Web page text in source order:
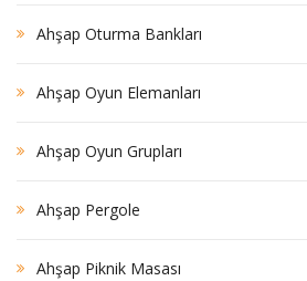
Ahşap Oturma Bankları
Ahşap Oyun Elemanları
Ahşap Oyun Grupları
Ahşap Pergole
Ahşap Piknik Masası